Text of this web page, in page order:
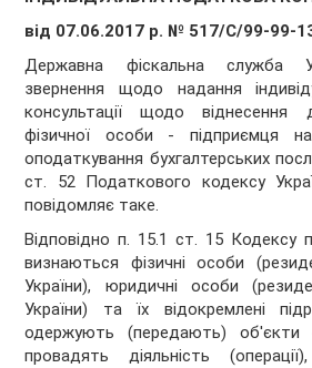
від 07.06.2017 р. № 517/С/99-99-
Державна фіскальна служба
звернення щодо надання
консультації щодо
фізичної особи - підприємця на
оподаткування бухгалтерських
ст. 52 Податкового кодексу
повідомляє таке.
Відповідно п. 15.1 ст. 15 Кодексу
визнаються фізичні особи
України), юридичні особи
України) та їх відокремлені
одержують (передають) об'єкти
провадять діяльність